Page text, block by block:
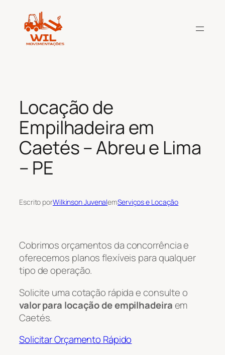
conteúdo
Locação de
Empilhadeira em
Caetés – Abreu e Lima
– PE
Escrito porWilkinson JuvenalemServiços e Locação
Cobrimos orçamentos da concorrência e
oferecemos planos flexíveis para qualquer
tipo de operação.
Solicite uma cotação rápida e consulte o
valor para locação de empilhadeiraem
Caetés.
Solicitar Orçamento Rápido